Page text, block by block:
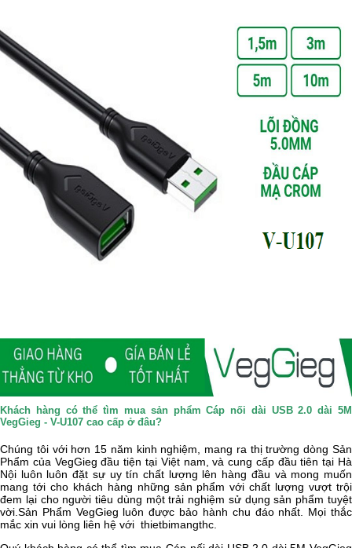
Khách hàng có thể tìm mua sản phẩm Cáp nối dài USB 2.0 dài 5M
VegGieg - V-U107 cao cấp ở đâu?
Chúng tôi với hơn 15 năm kinh nghiệm, mang ra thị trường dòng Sản
Phẩm của VegGieg đầu tiện tại Việt nam, và cung cấp đầu tiên tại Hà
Nội luôn luôn đặt sự uy tín chất lượng lên hàng đầu và mong muốn
mang tới cho khách hàng những sản phẩm với chất lượng vượt trội
đem lại cho người tiêu dùng một trải nghiệm sử dụng sản phẩm tuyệt
vời.Sản Phẩm VegGieg luôn được bảo hành chu đáo nhất. Mọi thắc
mắc xin vui lòng liên hệ với thietbimangthc.